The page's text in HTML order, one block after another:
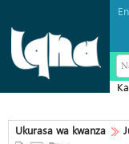
Ukurasa wa kwanza